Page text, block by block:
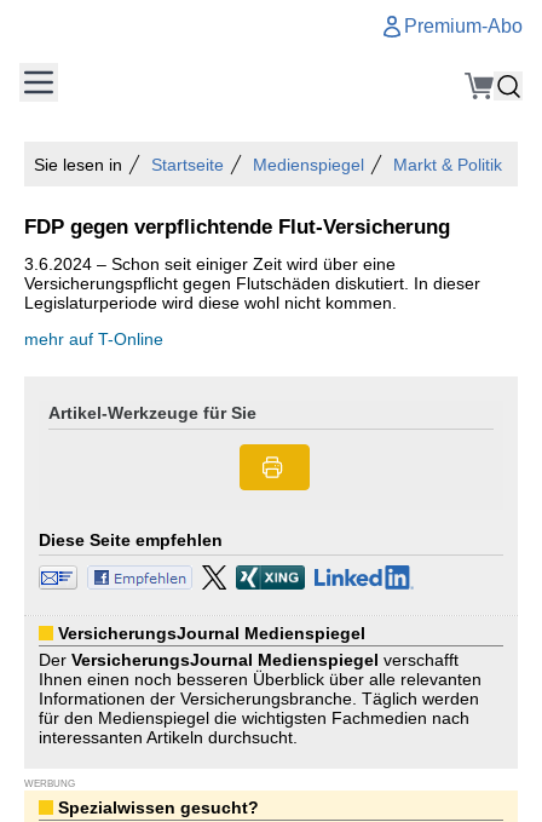
Premium-Abo
Sie lesen in Startseite Medienspiegel Markt & Politik
FDP gegen verpflichtende Flut-Versicherung
3.6.2024 – Schon seit einiger Zeit wird über eine
Versicherungspflicht gegen Flutschäden diskutiert. In dieser
Legislaturperiode wird diese wohl nicht kommen.
mehr auf T-Online
Artikel-Werkzeuge für Sie
Diese Seite empfehlen
VersicherungsJournal Medienspiegel
Der VersicherungsJournal Medienspiegel verschafft
Ihnen einen noch besseren Überblick über alle relevanten
Informationen der Versicherungsbranche. Täglich werden
für den Medienspiegel die wichtigsten Fachmedien nach
interessanten Artikeln durchsucht.
WERBUNG
Spezialwissen gesucht?